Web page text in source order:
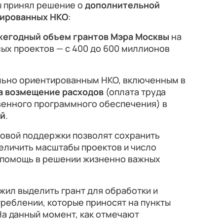
принял решение о дополнительной
НКО:
объем грантов Мэра Москвы на
проектов — с 400 до 600 миллионов
ориентированным НКО, включенным в
возмещение расходов (оплата труда
программного обеспечения) в
.
поддержки позволят сохранить
масштабы проектов и число
в решении жизненно важных
выделить грант для обработки и
которые приносят на пункты
данный момент, как отмечают